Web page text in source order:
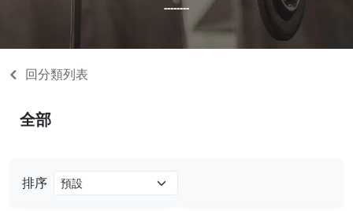
--------
回分類列表
排序
全部